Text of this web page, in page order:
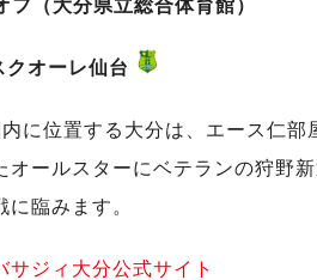
（大分県立総合体育館）
クオーレ仙台
に位置する大分は、エース仁
オールスターにベテランの狩野
臨みます。
サジィ大分公式サイト